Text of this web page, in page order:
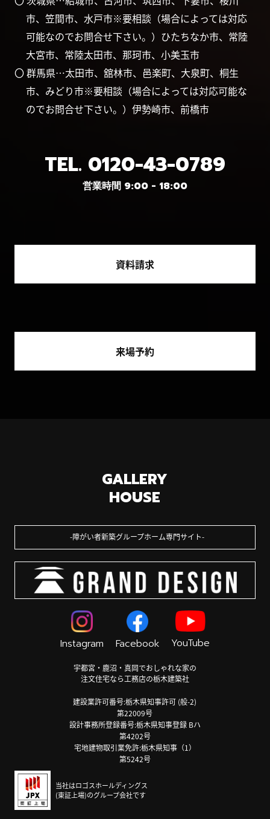
市、笠間市、水戸市※要相談（場合によっては対応
可能なのでお問合せ下さい。）ひたちなか市、常陸
大宮市、常陸太田市、那珂市、小美玉市
〇 群馬県…太田市、舘林市、邑楽町、大泉町、桐生
市、みどり市※要相談（場合によっては対応可能な
のでお問合せ下さい。）伊勢崎市、前橋市
TEL. 0120-43-0789
営業時間 9:00 - 18:00
資料請求
来場予約
GALLERY
HOUSE
障がい者新築グループホーム専門サイト
Instagram Facebook YouTube
宇都宮・鹿沼・真岡でおしゃれな家の
注文住宅なら工務店の栃木建築社
建設業許可番号:栃木県知事許可 (般-2)
第22009号
設計事務所登録番号:栃木県知事登録 Bハ
第4202号
宅地建物取引業免許:栃木県知事（1）
第5242号
当社はロゴスホールディングス
(東証上場)のグループ会社です